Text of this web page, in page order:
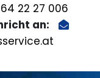
22 27 006
an: